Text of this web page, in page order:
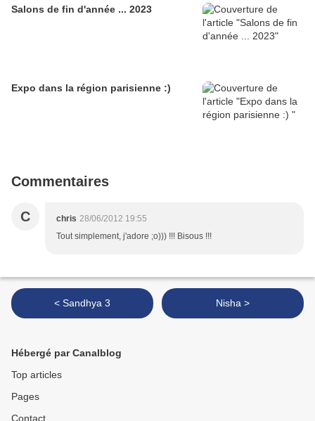
Salons de fin d'année ... 2023
Expo dans la région parisienne :)
Commentaires
C chris 28/06/2012 19:55
Tout simplement, j'adore ;o))) !!! Bisous !!!
< Sandhya 3 Nisha >
Hébergé par Canalblog
Top articles
Pages
Contact